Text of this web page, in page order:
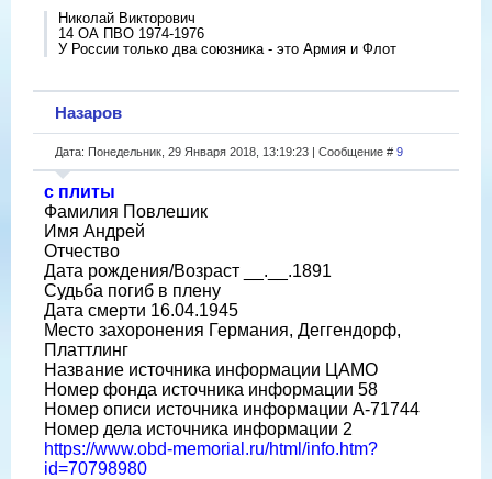
Николай Викторович
14 ОА ПВО 1974-1976
У России только два союзника - это Армия и Флот
Назаров
Дата: Понедельник, 29 Января 2018, 13:19:23 | Сообщение # 9
с плиты
Фамилия Повлешик
Имя Андрей
Отчество
Дата рождения/Возраст __.__.1891
Судьба погиб в плену
Дата смерти 16.04.1945
Место захоронения Германия, Деггендорф,
Платтлинг
Название источника информации ЦАМО
Номер фонда источника информации 58
Номер описи источника информации A-71744
Номер дела источника информации 2
https://www.obd-memorial.ru/html/info.htm?
id=70798980